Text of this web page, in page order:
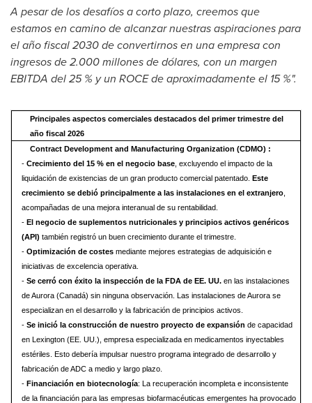
A pesar de los desafíos a corto plazo, creemos que
estamos en camino de alcanzar nuestras aspiraciones para
el año fiscal 2030 de convertirnos en una empresa con
ingresos de 2.000 millones de dólares, con un margen
EBITDA del 25 % y un ROCE deaproximadamente el 15 %".
Principales aspectos comerciales destacados del primer trimestre del
año fiscal 2026
Contract Development and Manufacturing Organization (CDMO) :
- Crecimiento del 15 % en el negocio base, excluyendo el impacto de la
liquidación de existencias de un gran producto comercial patentado. Este
crecimiento se debió principalmente a las instalaciones en el extranjero,
acompañadas de una mejora interanual de su rentabilidad.
- El negocio de suplementos nutricionales y principios activos genéricos
(API) también registró un buen crecimiento durante el trimestre.
- Optimización de costesmediante mejores estrategias de adquisición e
iniciativas de excelencia operativa.
- Se cerró con éxito la inspección de la FDA de EE. UU.en las instalaciones
de Aurora (Canadá) sin ninguna observación. Las instalaciones de Aurora se
especializan en el desarrollo y la fabricación de principios activos.
- Se inició la construcción de nuestro proyecto de expansión de capacidad
en Lexington (EE. UU.), empresa especializada en medicamentos inyectables
estériles. Esto debería impulsar nuestro programa integrado de desarrollo y
fabricación de ADC a medio y largo plazo.
- Financiación en biotecnología: La recuperación incompleta e inconsistente
de la financiación para las empresas biofarmacéuticas emergentes ha provocado